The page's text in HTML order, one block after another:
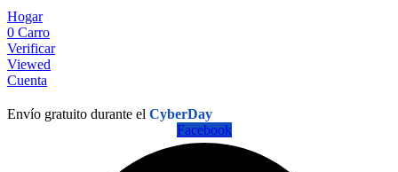
Hogar
0 Carro
Verificar
Viewed
Cuenta
Envío gratuito durante el CyberDay
Facebook